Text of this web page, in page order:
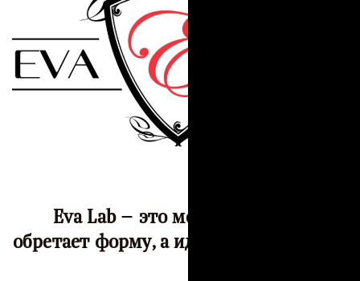
Eva Lab — это место, где душа
обретает форму, а идея — воплощение.